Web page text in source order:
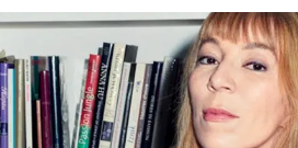
Annelise Michelson s’est confiée à
parler de sa nouvelle collection
passe de devenir votre prochain